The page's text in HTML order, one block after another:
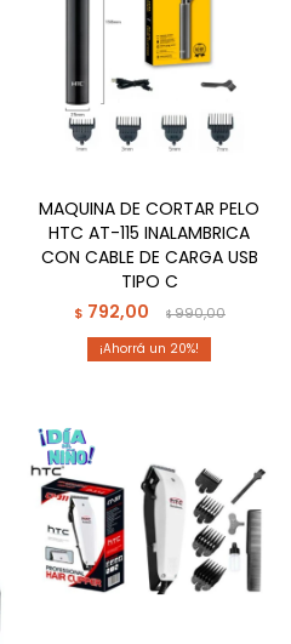
MAQUINA DE CORTAR PELO
HTC AT-115 INALAMBRICA
CON CABLE DE CARGA USB
TIPO C
$ 792,00 $990,00
20